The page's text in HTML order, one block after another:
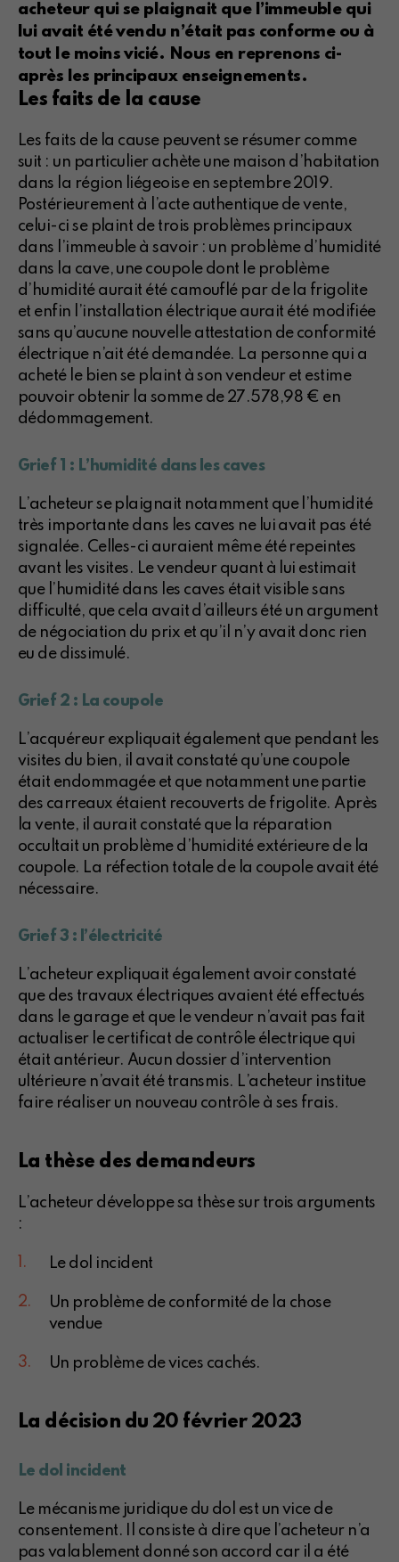
acheteur qui se plaignait que l’immeuble qui
lui avait été vendu n’était pas conforme ou à
tout le moins vicié. Nous en reprenons ci-
après les principaux enseignements.
Les faits de la cause
Les faits de la cause peuvent se résumer comme
suit : un particulier achète une maison d’habitation
dans la région liégeoise en septembre 2019.
Postérieurement à l’acte authentique de vente,
celui-ci se plaint de trois problèmes principaux
dans l’immeuble à savoir : un problème d’humidité
dans la cave, une coupole dont le problème
d’humidité aurait été camouflé par de la frigolite
et enfin l’installation électrique aurait été modifiée
sans qu’aucune nouvelle attestation de conformité
électrique n’ait été demandée. La personne qui a
acheté le bien se plaint à son vendeur et estime
pouvoir obtenir la somme de 27.578,98 € en
dédommagement.
Grief 1 : L’humidité dans les caves
L’acheteur se plaignait notamment que l’humidité
très importante dans les caves ne lui avait pas été
signalée. Celles-ci auraient même été repeintes
avant les visites. Le vendeur quant à lui estimait
que l’humidité dans les caves était visible sans
difficulté, que cela avait d’ailleurs été un argument
de négociation du prix et qu’il n’y avait donc rien
eu de dissimulé.
Grief 2 : La coupole
L’acquéreur expliquait également que pendant les
visites du bien, il avait constaté qu’une coupole
était endommagée et que notamment une partie
des carreaux étaient recouverts de frigolite. Après
la vente, il aurait constaté que la réparation
occultait un problème d’humidité extérieure de la
coupole. La réfection totale de la coupole avait été
nécessaire.
Grief 3 : l’électricité
L’acheteur expliquait également avoir constaté
que des travaux électriques avaient été effectués
dans le garage et que le vendeur n’avait pas fait
actualiser le certificat de contrôle électrique qui
était antérieur. Aucun dossier d’intervention
ultérieure n’avait été transmis. L’acheteur institue
faire réaliser un nouveau contrôle à ses frais.
La thèse des demandeurs
L’acheteur développe sa thèse sur trois arguments
:
Le dol incident
Un problème de conformité de la chose
vendue
Un problème de vices cachés.
La décision du 20 février 2023
Le dol incident
Le mécanisme juridique du dol est un vice de
consentement. Il consiste à dire que l’acheteur n’a
pas valablement donné son accord car il a été